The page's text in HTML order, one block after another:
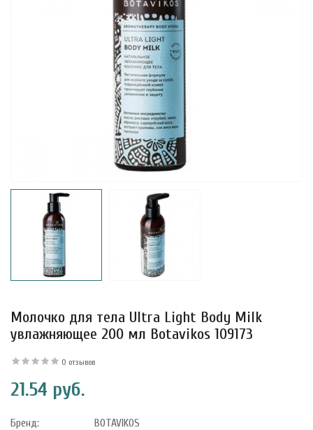
Молочко для тела Ultra Light Body Milk
увлажняющее 200 мл Botavikos 109173
0 отзывов
21.54 руб.
Бренд:
BOTAVIKOS